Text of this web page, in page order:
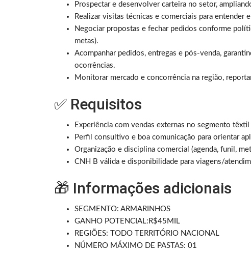
Prospectar e desenvolver carteira no setor,
Realizar visitas técnicas e comerciais para entender
Negociar propostas e fechar pedidos conforme
metas).
Acompanhar pedidos, entregas e pós-venda,
ocorrências.
Monitorar mercado e concorrência na região,
✅ Requisitos
Experiência com vendas externas no segmento
Perfil consultivo e boa comunicação para orientar
Organização e disciplina comercial (agenda, funil,
CNH B válida e disponibilidade para viagens/
🎁 Informações adicionais
SEGMENTO: ARMARINHOS
GANHO POTENCIAL:R$45MIL
REGIÕES: TODO TERRITÓRIO NACIONAL
NÚMERO MÁXIMO DE PASTAS: 01